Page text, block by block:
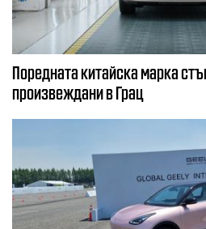
Поредната китайска марка
произвеждани в Грац